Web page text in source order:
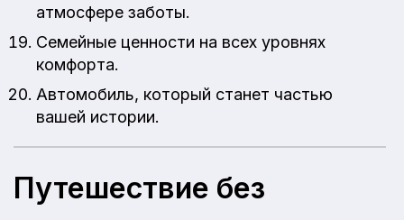
атмосфере заботы.
Семейные ценности на всех уровнях
комфорта.
Автомобиль, который станет частью
вашей истории.
Путешествие без